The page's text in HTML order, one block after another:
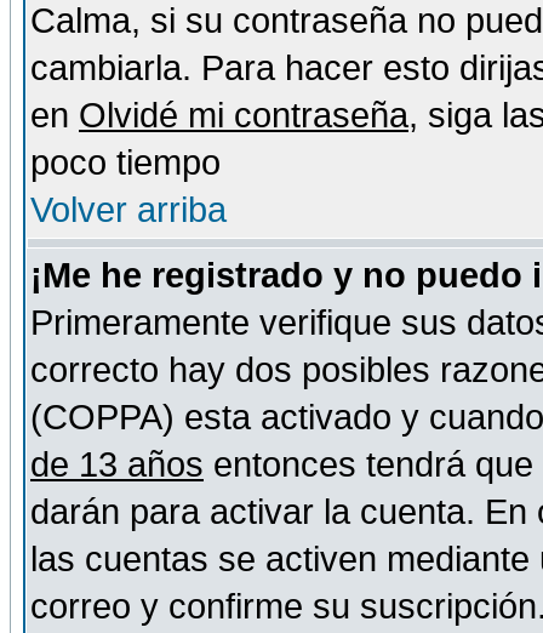
Calma, si su contraseña no
cambiarla. Para hacer esto
en Olvidé mi contraseña, siga
poco tiempo
Volver arriba
¡Me he registrado y no puedo
Primeramente verifique sus
correcto hay dos posibles
(COPPA) esta activado y
de 13 años entonces tendrá
darán para activar la cuenta.
las cuentas se activen
correo y confirme su